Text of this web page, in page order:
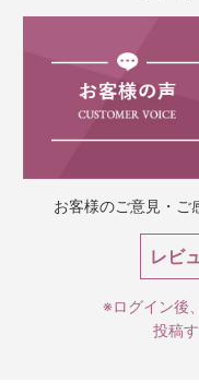
お客様のご意見・ご
レビ
※ログイン後
投稿